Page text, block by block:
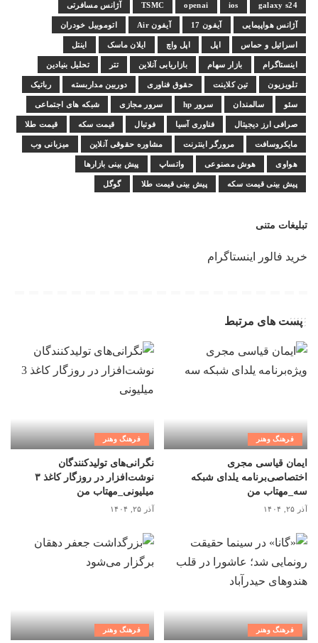
galaxy s24
ios
openai
TSMC آژانس مسافرتی
آژانس هواپیمایی آیفون 17 آیفون Air اتوموبیل خودران
اسرائیل و حماس اپل اپل واچ ایلان ماسک اینتل
اینستاگرام بازار سهام بازاریابی آنلاین تتر تحلیل بنیادین
تلویزیون تین کلاینت حقوق فناوری دوربین مداربسته رباتیک
سئو سالمندان سرور hp سرور مجازی شبکه های اجتماعی
صرافی ارز دیجیتال فناوری آسیا فوتبال قیمت سکه قیمت طلا
مایکروسافت مرورگر اینترنت مشاوره حقوقی آنلاین میزبانی وب
هواوی هوش مصنوعی واتساپ پیش بینی بازارها
پیش بینی قیمت سکه پیش بینی قیمت طلا گوگل
تبلیغات متنی
خرید فالور اینستاگرام
پست های مرتبط
فرهنگ وهنر
ایمان قیاسی مجری
اختصاصی‌برنامه یلدای شبکه
سه_مهتاب من
آذر ۲۵, ۱۴۰۴
فرهنگ وهنر
نگرانی‌های تولیدکنندگان
نوشت‌افزار در روزگار کاغذ ۳
میلیونی_مهتاب من
آذر ۲۵, ۱۴۰۴
فرهنگ وهنر فرهنگ وهنر